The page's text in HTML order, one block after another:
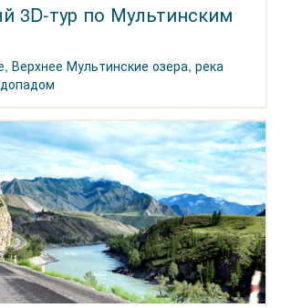
3D-тур по Мультинским
Верхнее Мультинские озера, река